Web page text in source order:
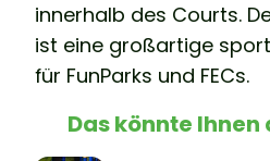
innerhalb des Courts.
ist eine großartige
für FunParks und FECs.
Das könnte